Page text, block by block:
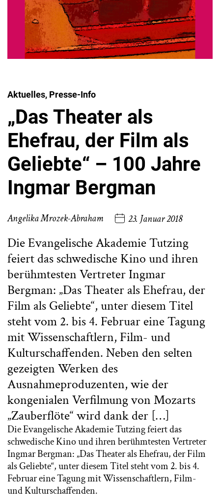
Aktuelles, Presse-Info
„Das Theater als
Ehefrau, der Film als
Geliebte“ – 100 Jahre
Ingmar Bergman
Angelika Mrozek-Abraham 23. Januar 2018
Die Evangelische Akademie Tutzing
feiert das schwedische Kino und ihren
berühmtesten Vertreter Ingmar
Bergman: „Das Theater als Ehefrau, der
Film als Geliebte“, unter diesem Titel
steht vom 2. bis 4. Februar eine Tagung
mit Wissenschaftlern, Film- und
Kulturschaffenden. Neben den selten
gezeigten Werken des
Ausnahmeproduzenten, wie der
kongenialen Verfilmung von Mozarts
„Zauberflöte“ wird dank der […]
Die Evangelische Akademie Tutzing feiert das
schwedische Kino und ihren berühmtesten Vertreter
Ingmar Bergman: „Das Theater als Ehefrau, der Film
als Geliebte“, unter diesem Titel steht vom 2. bis 4.
Februar eine Tagung mit Wissenschaftlern, Film-
und Kulturschaffenden.